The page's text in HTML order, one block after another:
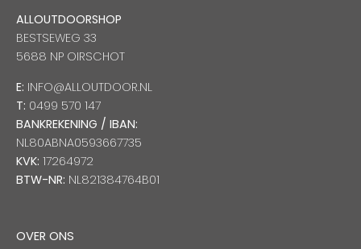
ALLOUTDOORSHOP
BESTSEWEG 33
5688 NP OIRSCHOT
E: INFO@ALLOUTDOOR.NL
T: 0499 570 147
BANKREKENING / IBAN:
NL80ABNA0593667735
KVK: 17264972
BTW-NR: NL821384764B01
OVER ONS